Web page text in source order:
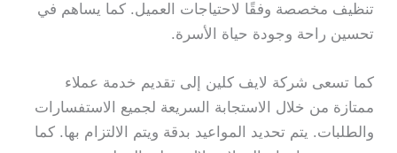
تنظيف مخصصة وفقًا لاحتياجات العميل. كما يساهم في
تحسين راحة وجودة حياة الأسرة.
كما تسعى شركة لايف كلين إلى تقديم خدمة عملاء
ممتازة من خلال الاستجابة السريعة لجميع الاستفسارات
والطلبات. يتم تحديد المواعيد بدقة ويتم الالتزام بها. كما